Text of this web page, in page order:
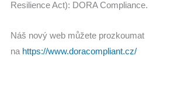
Resilience Act): DORA Compliance.
Náš nový web můžete prozkoumat
na https://www.doracompliant.cz/